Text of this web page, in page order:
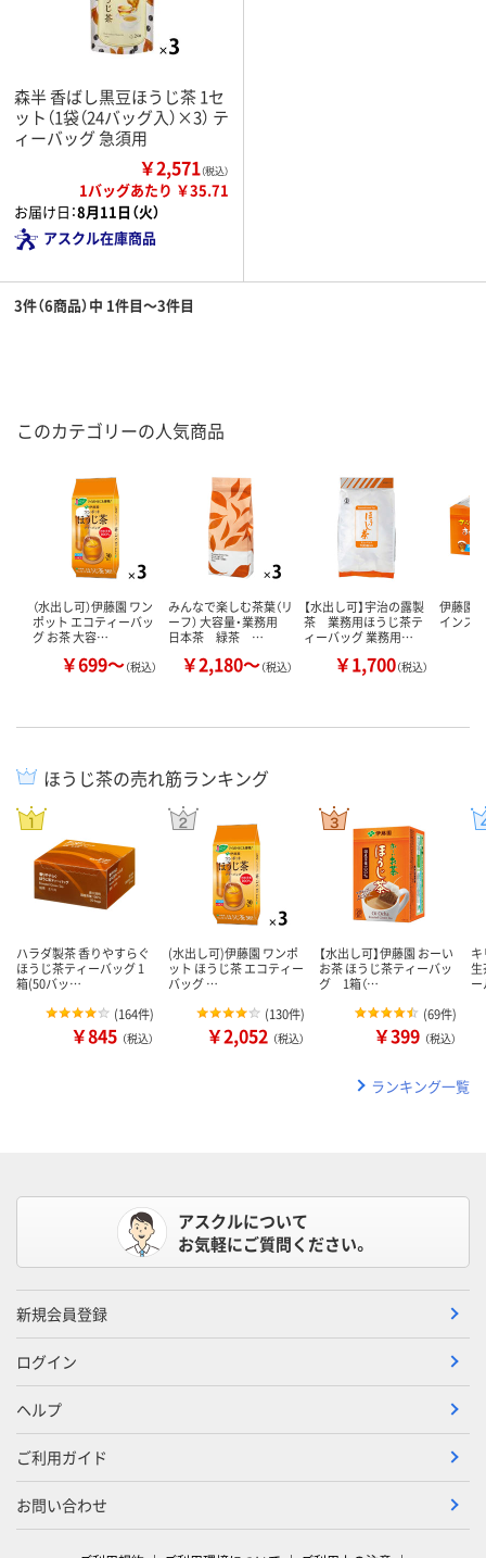
森半 香ばし黒豆ほうじ茶 1セ
ット（1袋（24バッグ入）×3） テ
ィーバッグ 急須用
￥2,571（税込）
1バッグあたり ￥35.71
お届け日：8月11日（火）
アスクル在庫商品
3件（6商品）中 1件目～3件目
このカテゴリーの人気商品
（水出し可）伊藤園 ワン
ポット エコティーバッ
グ お茶 大容…
￥699～（税込）
みんなで楽しむ茶葉（リ
ーフ） 大容量・業務用
日本茶 緑茶 …
￥2,180～（税込）
【水出し可】宇治の露製
茶 業務用ほうじ茶テ
ィーバッグ 業務用…
￥1,700（税込）
伊藤園
インス
ほうじ茶の売れ筋ランキング
ハラダ製茶 香りやすらぐ
ほうじ茶ティーバッグ 1
箱(50バッ…
(164件)
￥845 （税込）
(水出し可)伊藤園 ワンポ
ット ほうじ茶 エコティー
バッグ …
(130件)
￥2,052 （税込）
【水出し可】伊藤園 おーい
お茶 ほうじ茶ティーバッ
グ 1箱（…
(69件)
￥399 （税込）
生
ランキング一覧
アスクルについて
お気軽にご質問ください。
新規会員登録
ログイン
ヘルプ
ご利用ガイド
お問い合わせ